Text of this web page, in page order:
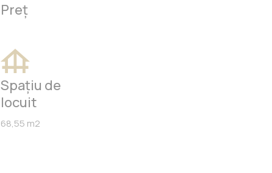
Preț
Spațiu de
locuit
68,55 m2